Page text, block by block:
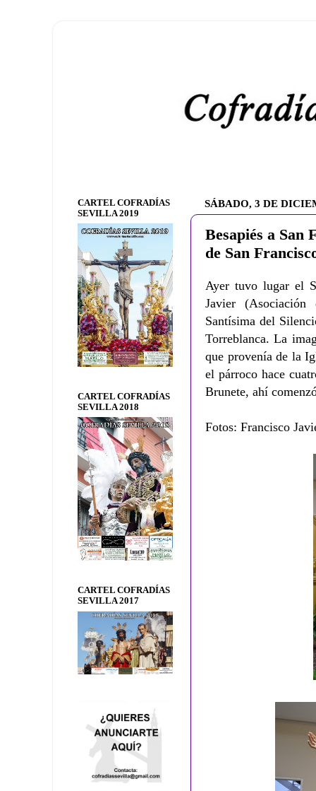
SÁBADO, 3 DE
Besapiés a San
de San
Ayer tuvo lugar el
Javier
Santísima del
Torreblanca. La
que provenía de la
el párroco hace
Brunete, ahí
Fotos: Francisco
CARTEL COFRADÍAS
SEVILLA 2019
CARTEL COFRADÍAS
SEVILLA 2018
CARTEL COFRADÍAS
SEVILLA 2017